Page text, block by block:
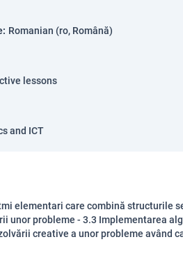
: Romanian (ro, Română)
lessons
and ICT
elementari care combină structurile
unor probleme - 3.3 Implementarea
creative a unor probleme având